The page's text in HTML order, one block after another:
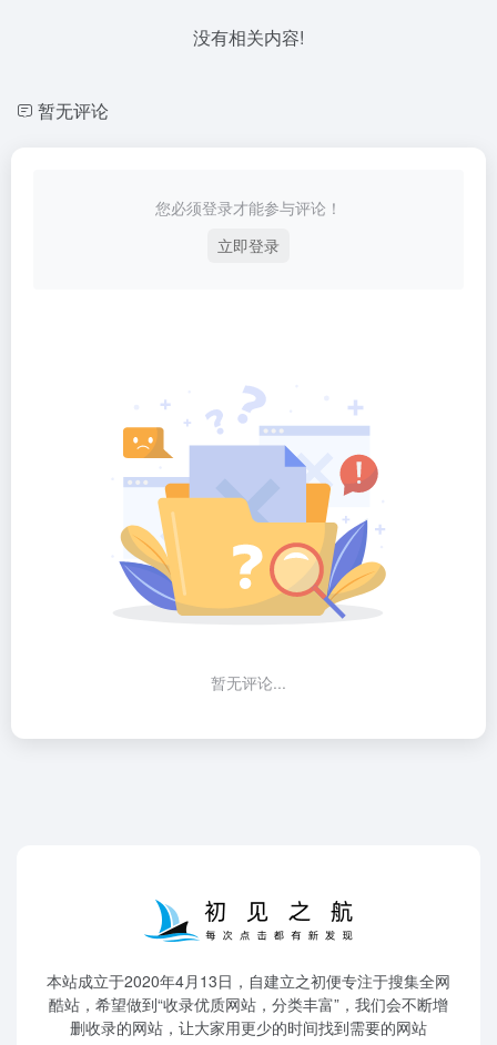
没有相关内容!
暂无评论
您必须登录才能参与评论！
立即登录
暂无评论...
本站成立于2020年4月13日，自建立之初便专注于搜集全网
酷站，希望做到“收录优质网站，分类丰富”，我们会不断增
删收录的网站，让大家用更少的时间找到需要的网站